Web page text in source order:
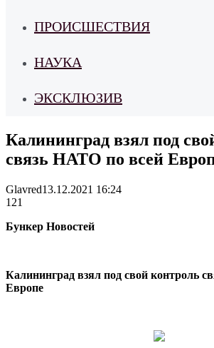
ПРОИСШЕСТВИЯ
НАУКА
ЭКСКЛЮЗИВ
Калининград взял под
связь НАТО по всей
Glavred13.12.2021 16:24
121
Бункер Новостей
Калининград взял под свой контроль
Европе